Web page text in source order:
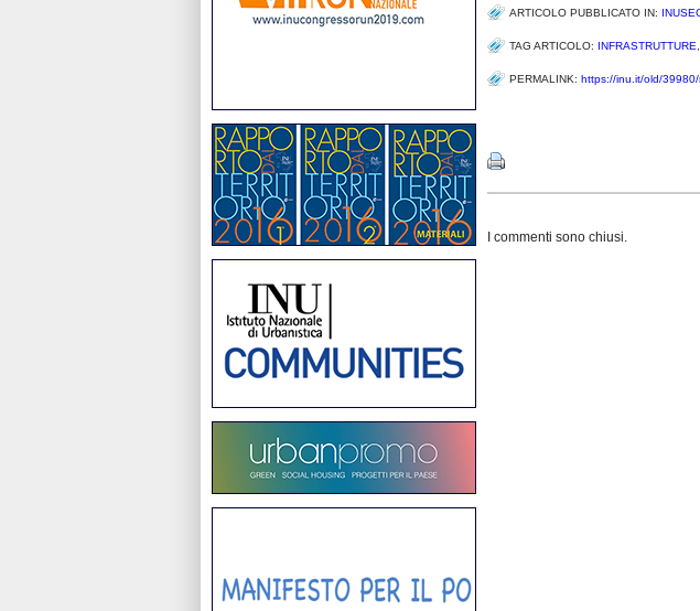
ARTICOLO PUBBLICATO IN:
TAG ARTICOLO: INFRASTRUTTURE
PERMALINK: https://inu.it/old/39980/
I commenti sono chiusi.